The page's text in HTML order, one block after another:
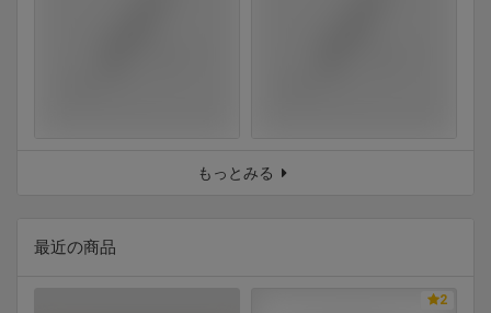
もっとみる
最近の商品
2